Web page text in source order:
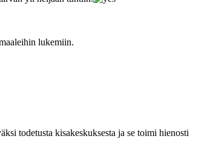
lukemiin.
todetusta kisakeskuksesta ja se toimi hienosti